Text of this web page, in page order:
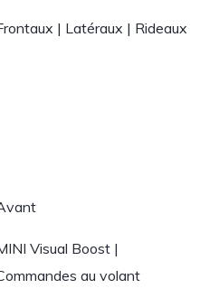
| Latéraux | Rideaux
Visual Boost |
au volant